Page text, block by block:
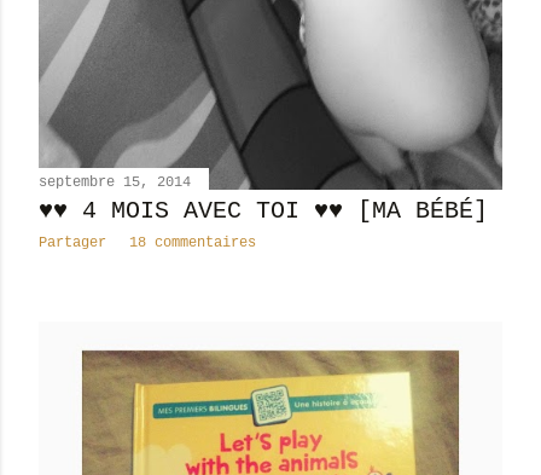
septembre 15, 2014
♥♥ 4 MOIS AVEC TOI ♥♥ [MA BÉBÉ]
Partager 18 commentaires